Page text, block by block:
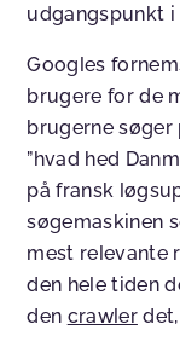
udgangspunkt i
Googles
brugere for de
brugerne søger
”hvad hed
på fransk
søgemaskinen
mest relevante
den hele tiden
den crawlerdet,